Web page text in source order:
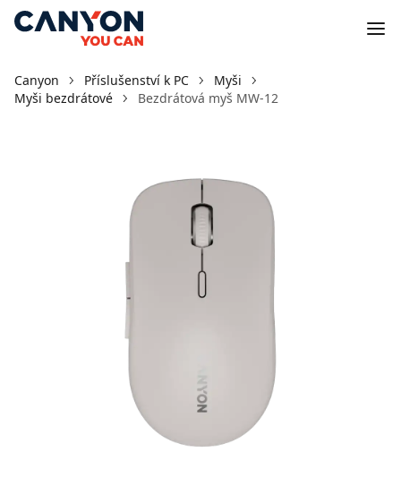
Canyon Příslušenství k PC
Myši
Myši bezdrátové
Bezdrátová myš MW-12